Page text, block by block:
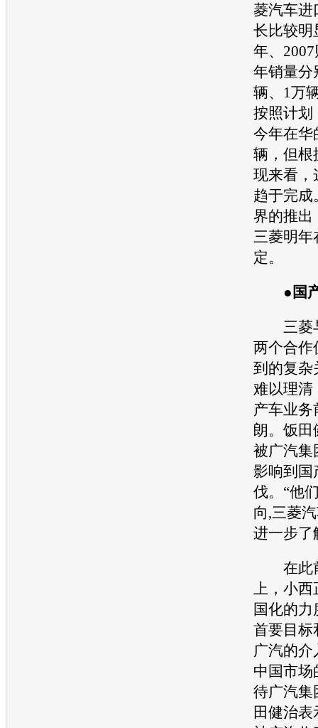
菱汽车进
长比较明
年、
年销量分
辆、1万
按照计划
今年在华
辆，但根
现来看，
趋于完成
界的推出
三菱明年
定。
●国产
三菱
两个合作
到的复杂
难以理清
产车业务
朗。饭田
被广汽集
影响到国
伐。“他
向,三菱
进一步了
在此
上，小
国化的力
首要目标
广汽的介
中国市场
待广汽集
田健治